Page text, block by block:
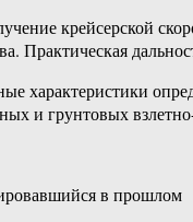
крейсерской
Практическая
характеристики
и грунтовых
в прошлом